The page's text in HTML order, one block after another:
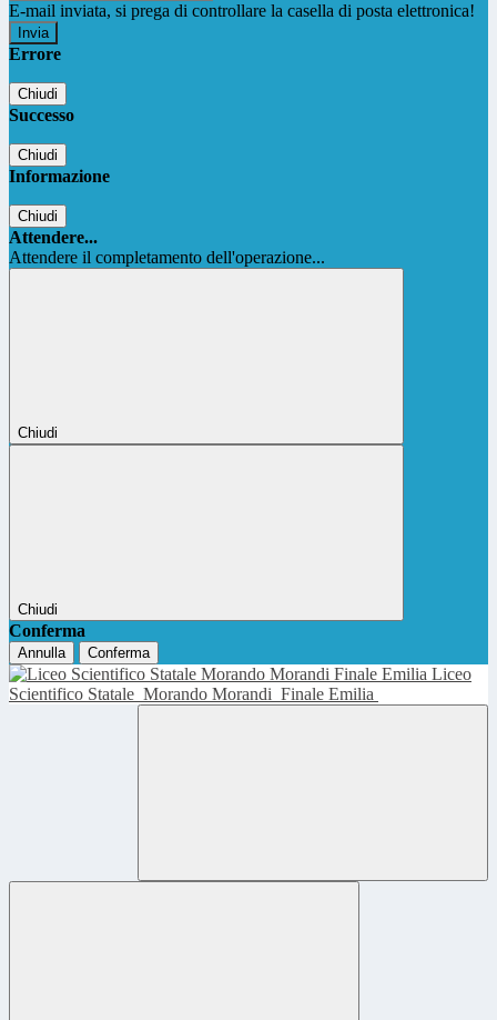
E-mail inviata, si prega di controllare la casella di posta elettronica!
Errore
Chiudi
Successo
Chiudi
Informazione
Chiudi
Attendere...
Attendere il completamento dell'operazione...
Chiudi
Chiudi
Conferma
Annulla Conferma
Liceo
Scientifico Statale Morando Morandi Finale Emilia